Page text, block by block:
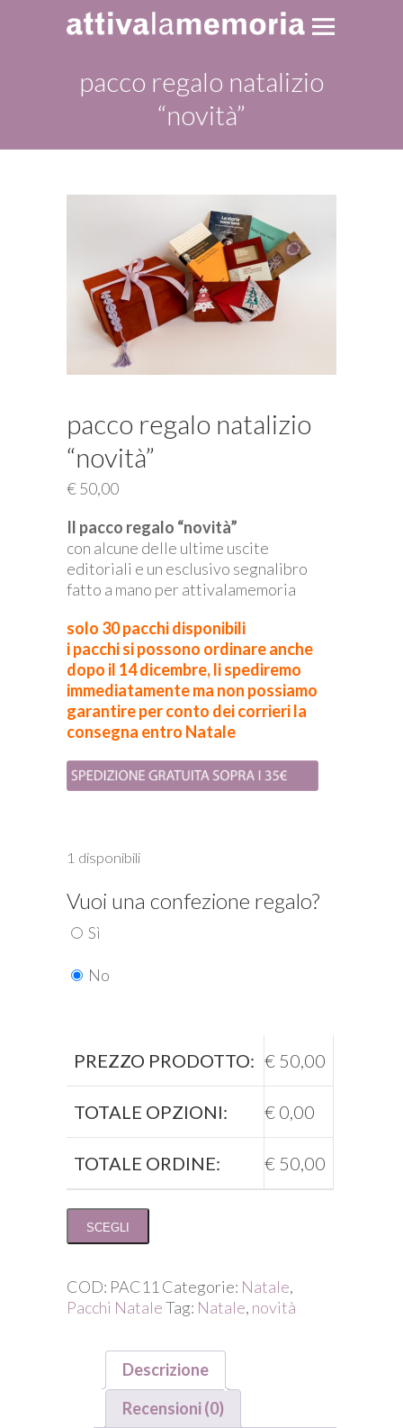
pacco regalo natalizio
“novità”
pacco regalo natalizio
“novità”
€50,00
Il pacco regalo “novità”
con alcune delle ultime uscite
editoriali e un esclusivo segnalibro
fatto a mano per attivalamemoria
solo 30 pacchi disponibili
i pacchi si possono ordinare anche
dopo il 14 dicembre, li spediremo
immediatamente ma non possiamo
garantire per conto dei corrieri la
consegna entro Natale
1 disponibili
Vuoi una confezione regalo?
Sì
No
PREZZO PRODOTTO: € 50,00
TOTALE OPZIONI: € 0,00
TOTALE ORDINE: € 50,00
regalo
"novità"
quantità
SCEGLI
COD: PAC11 Categorie: Natale,
Pacchi NataleTag: Natale, novità
Descrizione
Recensioni (0)